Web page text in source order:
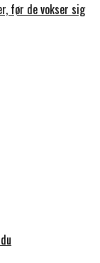
før de vokser sig